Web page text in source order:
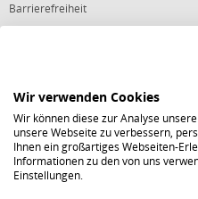
Barrierefreiheit
Starker Service
Shops mit dem
10, 15 oder 20
Einkaufserlebnis.
Echte
Wir verwenden Cookies
Wir können diese zur Analyse
unsere Webseite zu verbessern,
Ihnen ein großartiges Webseiten-
Informationen zu den von uns
Einstellungen.